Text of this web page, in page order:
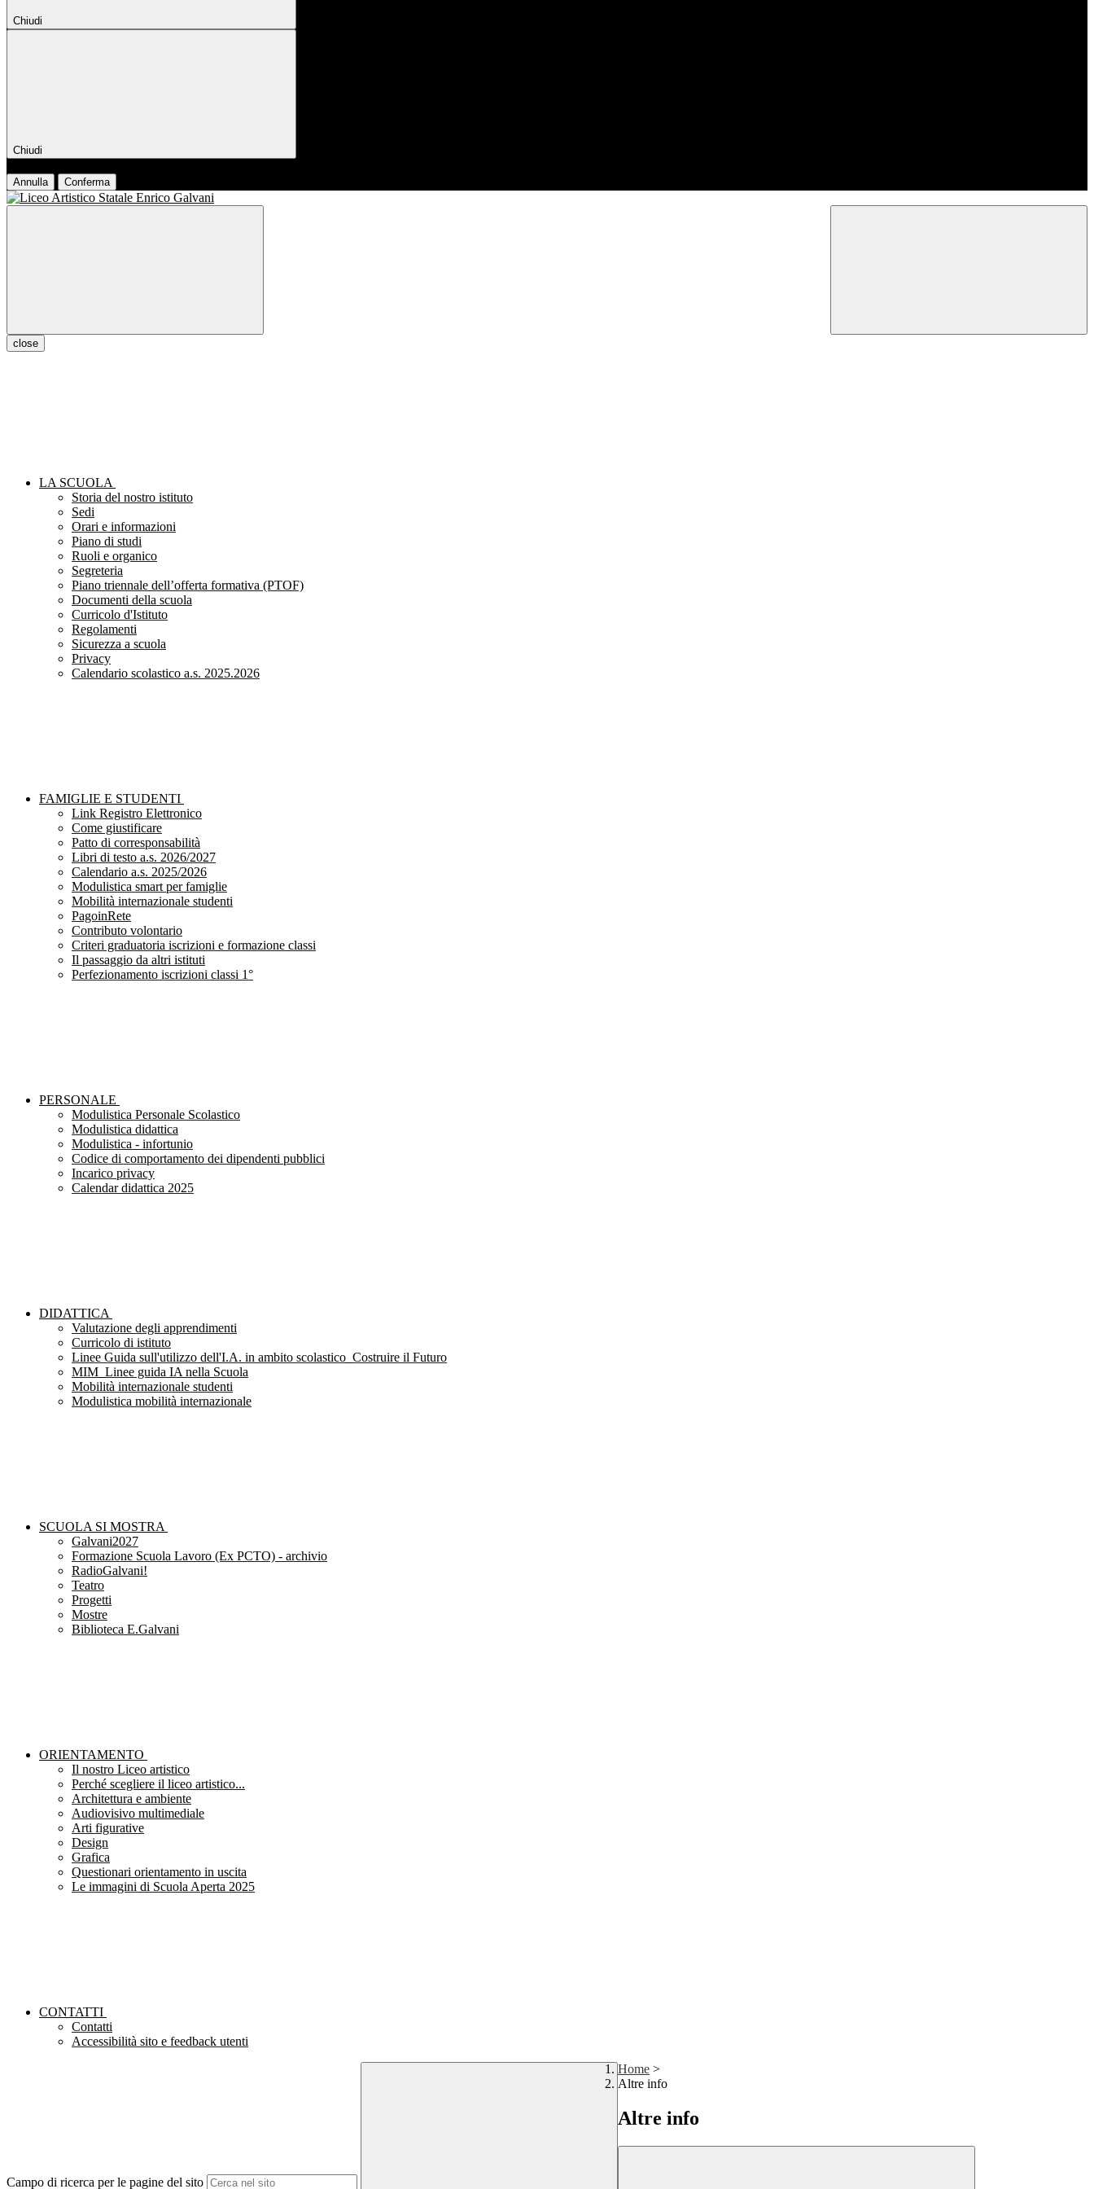
Chiudi
Chiudi
Annulla Conferma
close
LA SCUOLA
Storia del nostro istituto
Sedi
Orari e informazioni
Piano di studi
Ruoli e organico
Segreteria
Piano triennale dell’offerta formativa (PTOF)
Documenti della scuola
Curricolo d'Istituto
Regolamenti
Sicurezza a scuola
Privacy
Calendario scolastico a.s. 2025.2026
FAMIGLIE E STUDENTI
Link Registro Elettronico
Come giustificare
Patto di corresponsabilità
Libri di testo a.s. 2026/2027
Calendario a.s. 2025/2026
Modulistica smart per famiglie
Mobilità internazionale studenti
PagoinRete
Contributo volontario
Criteri graduatoria iscrizioni e formazione classi
Il passaggio da altri istituti
Perfezionamento iscrizioni classi 1°
PERSONALE
Modulistica Personale Scolastico
Modulistica didattica
Modulistica - infortunio
Codice di comportamento dei dipendenti pubblici
Incarico privacy
Calendar didattica 2025
DIDATTICA
Valutazione degli apprendimenti
Curricolo di istituto
Linee Guida sull'utilizzo dell'I.A. in ambito scolastico_Costruire il Futuro
MIM_Linee guida IA nella Scuola
Mobilità internazionale studenti
Modulistica mobilità internazionale
SCUOLA SI MOSTRA
Galvani2027
Formazione Scuola Lavoro (Ex PCTO) - archivio
RadioGalvani!
Teatro
Progetti
Mostre
Biblioteca E.Galvani
ORIENTAMENTO
Il nostro Liceo artistico
Perché scegliere il liceo artistico...
Architettura e ambiente
Audiovisivo multimediale
Arti figurative
Design
Grafica
Questionari orientamento in uscita
Le immagini di Scuola Aperta 2025
CONTATTI
Contatti
Accessibilità sito e feedback utenti
Campo di ricerca per le pagine del sito
Home >
Altre info
Altre info